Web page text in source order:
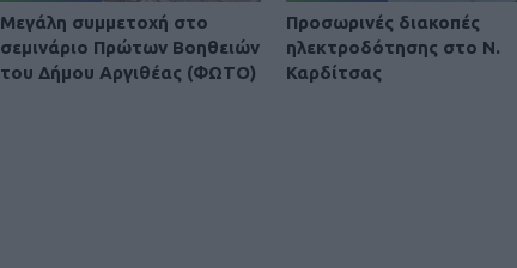
Μεγάλη συμμετοχή στο
σεμινάριο Πρώτων Βοηθειών
του Δήμου Αργιθέας (ΦΩΤΟ)
Προσωρινές διακοπές
ηλεκτροδότησης στο Ν.
Καρδίτσας